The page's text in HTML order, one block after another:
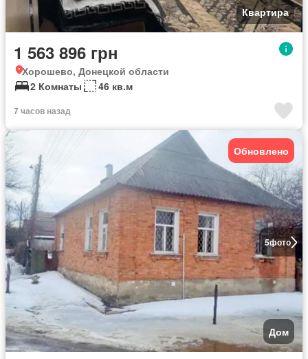
Квартира
1 563 896 грн
Хорошево, Донецкой области
2 Комнаты
46 кв.м
7 часов назад
5фото
Обновлено
Дом